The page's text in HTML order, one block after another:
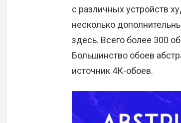
с различных устройств
несколько
здесь. Всего более 300
Большинство обоев
источник 4К-обоев.